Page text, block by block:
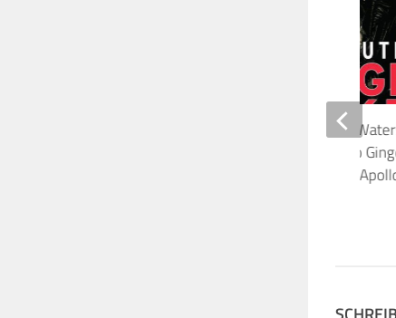
Eric Clapton, Roger
Friends: A Tribute To
17.2.2020 London,